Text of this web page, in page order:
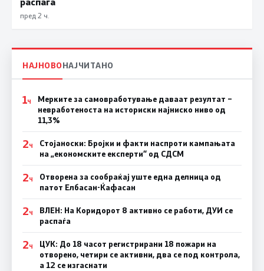
пред 2 ч.
НАЈНОВОНАЈЧИТАНО
1Ч
Мерките за самовработување даваат резултат –
невработеноста на историски најниско ниво од
11,3%
2Ч
Стојаноски: Бројки и факти наспроти кампањата
на „економските експерти“ од СДСM
2Ч
Отворена за сообраќај уште една делница од
патот Елбасан-Ќафасан
2Ч
ВЛЕН: На Коридорот 8 активно се работи, ДУИ се
распаѓа
2Ч
ЦУК: До 18 часот регистрирани 18 пожари на
отворено, четири се активни, два се под контрола,
а 12 се изгаснати